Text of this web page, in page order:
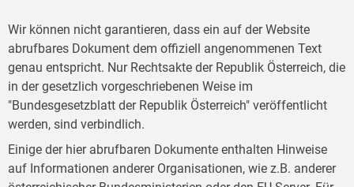
Wir können nicht garantieren, dass ein auf der Website
abrufbares Dokument dem offiziell angenommenen Text
genau entspricht. Nur Rechtsakte der Republik Österreich, die
in der gesetzlich vorgeschriebenen Weise im
"Bundesgesetzblatt der Republik Österreich" veröffentlicht
werden, sind verbindlich.
Einige der hier abrufbaren Dokumente enthalten Hinweise
auf Informationen anderer Organisationen, wie z.B. anderer